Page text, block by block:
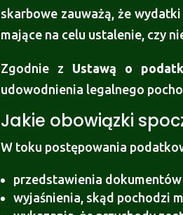
skarbowe zauważą, że
mające na celu ustalenie, czy
Zgodnie z Ustawą o
udowodnienia legalnego
Jakie obowiązki
W toku postępowania
przedstawienia
wyjaśnienia, skąd pochodzi